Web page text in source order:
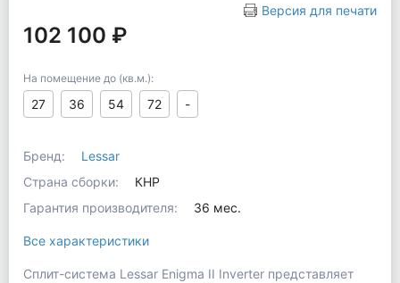
Версия для печати
102 100 ₽
На помещение до (кв.м.):
27 36 54 72 -
Бренд:
Lessar
Страна сборки:
КНР
Гарантия производителя:
36 мес.
Все характеристики
Сплит-система Lessar Enigma II Inverter представляет